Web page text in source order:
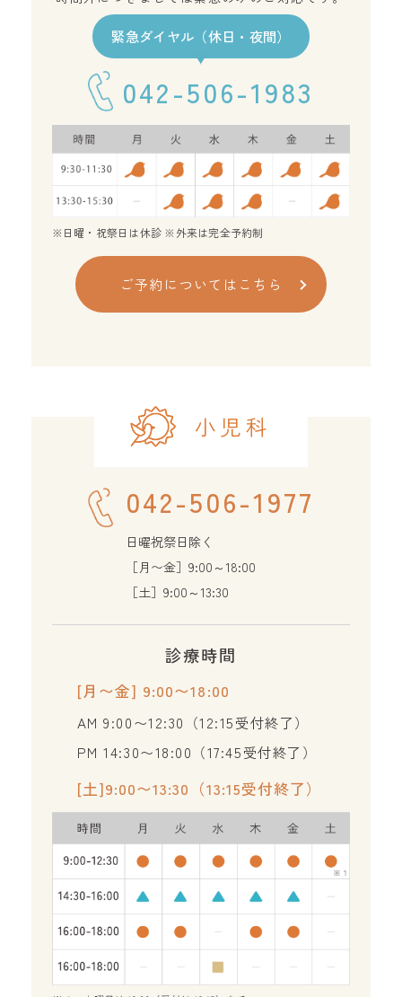
緊急ダイヤル（休日・夜間）
042-506-1983
※日曜・祝祭日は休診 ※外来は完全予約制
ご予約についてはこちら
小児科
042-506-1977
日曜祝祭日除く
［月〜金］9:00～18:00
［土］9:00～13:30
診療時間
[月〜金] 9:00〜18:00
AM 9:00〜12:30（12:15受付終了）
PM 14:30〜18:00（17:45受付終了）
[土]9:00〜13:30（13:15受付終了）